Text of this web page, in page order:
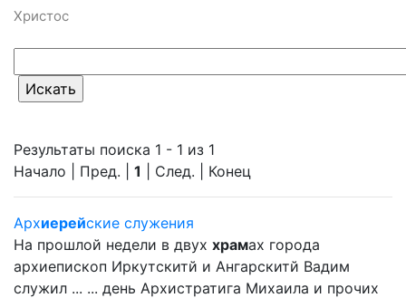
Христос
Результаты поиска 1 - 1 из 1
Начало | Пред. | 1 | След. | Конец
Архиерейские служения
На прошлой недели в двух храмах города
архиепископ Иркутскитй и Ангарскитй Вадим
служил ... ... день Архистратига Михаила и прочих